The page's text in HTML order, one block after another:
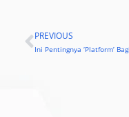
Prev
PREVIOUS